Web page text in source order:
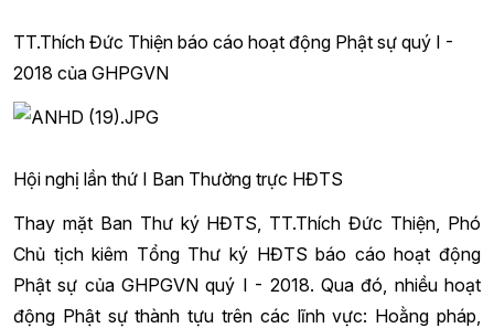
TT.Thích Đức Thiện báo cáo hoạt động Phật sự quý I -
2018 của GHPGVN
Hội nghị lần thứ I Ban Thường trực HĐTS
Thay mặt Ban Thư ký HĐTS, TT.Thích Đức Thiện, Phó
Chủ tịch kiêm Tổng Thư ký HĐTS báo cáo hoạt động
Phật sự của GHPGVN quý I - 2018. Qua đó, nhiều hoạt
động Phật sự thành tựu trên các lĩnh vực: Hoằng pháp,